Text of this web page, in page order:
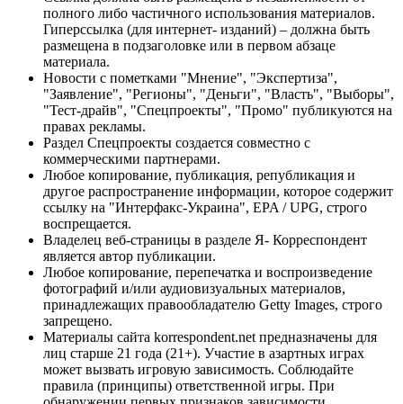
полного либо частичного использования материалов.
Гиперссылка (для интернет- изданий) – должна быть
размещена в подзаголовке или в первом абзаце
материала.
Новости с пометками "Мнение", "Экспертиза",
"Заявление", "Регионы", "Деньги", "Власть", "Выборы",
"Тест-драйв", "Спецпроекты", "Промо" публикуются на
правах рекламы.
Раздел Спецпроекты создается совместно с
коммерческими партнерами.
Любое копирование, публикация, републикация и
другое распространение информации, которое содержит
ссылку на "Интерфакс-Украина", EPA / UPG, строго
воспрещается.
Владелец веб-страницы в разделе Я- Корреспондент
является автор публикации.
Любое копирование, перепечатка и воспроизведение
фотографий и/или аудиовизуальных материалов,
принадлежащих правообладателю Getty Images, строго
запрещено.
Материалы сайта korrespondent.net предназначены для
лиц старше 21 года (21+). Участие в азартных играх
может вызвать игровую зависимость. Соблюдайте
правила (принципы) ответственной игры. При